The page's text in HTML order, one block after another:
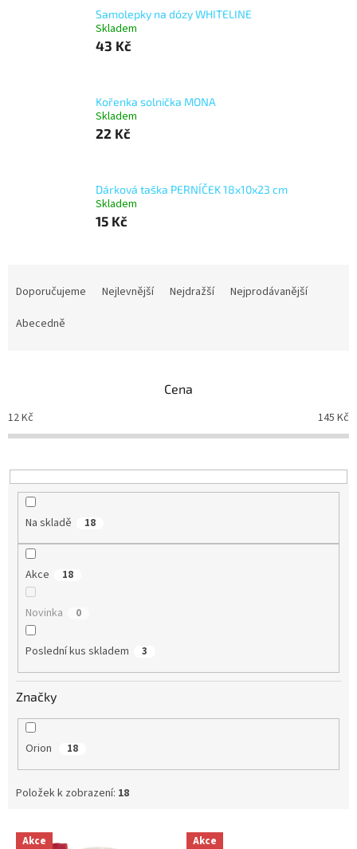
Samolepky na dózy WHITELINE
Skladem
43 Kč
Kořenka solnička MONA
Skladem
22 Kč
Dárková taška PERNÍČEK 18x10x23 cm
Skladem
15 Kč
o
d
k
t
Doporučujeme Nejlevnější Nejdražší
Nejprodávanější
Abecedně
Cena
12Kč 145 Kč
Na skladě 18
Akce 18
Novinka 0
Poslední kus skladem 3
Značky
Orion 18
Položek k zobrazení: 18
V Akce
Akce